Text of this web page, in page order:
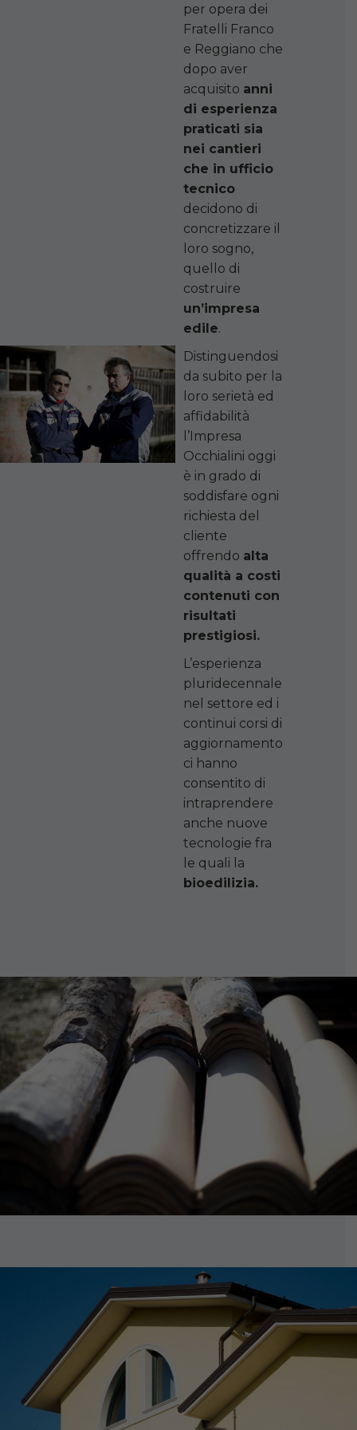
per opera dei
Fratelli Franco
e Reggiano che
dopo aver
acquisito anni
di esperienza
praticati sia
nei cantieri
che in ufficio
tecnico
decidono di
concretizzare il
loro sogno,
quello di
costruire
un’impresa
edile.
Distinguendosi
da subito per la
loro serietà ed
affidabilità
l’Impresa
Occhialini oggi
è in grado di
soddisfare ogni
richiesta del
cliente
offrendo alta
qualità a costi
contenuti con
risultati
prestigiosi.
L’esperienza
pluridecennale
nel settore ed i
continui corsi di
aggiornamento
ci hanno
consentito di
intraprendere
anche nuove
tecnologie fra
le quali la
bioedilizia.